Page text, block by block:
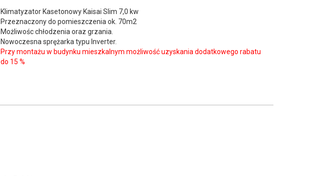
Klimatyzator Kasetonowy Kaisai Slim 7,0 kw
Przeznaczony do pomieszczenia ok. 70m2
Możliwośc chłodzenia oraz grzania.
Nowoczesna sprężarka typu Inverter.
Przy montażu w budynku mieszkalnym możliwość uzyskania dodatkowego rabatu
do 15 %